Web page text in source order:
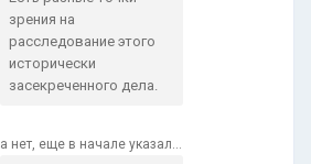
зрения на
расследование этого
исторически
засекреченного дела.
а нет, еще в начале указал...